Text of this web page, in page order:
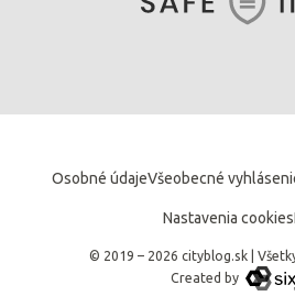
Osobné údajeVšeobecné
Nastavenia cookies
© 2019 – 2026 cityblog.sk|
Created by